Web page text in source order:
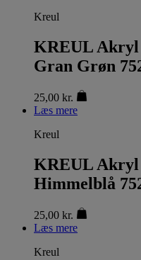
Kreul
KREUL Akryl
Gran Grøn
25,00 kr.
Læs mere
Kreul
KREUL Akryl
Himmelblå
25,00 kr.
Læs mere
Kreul